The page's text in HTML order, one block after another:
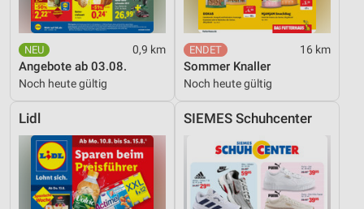
0,9 km
Angebote ab 03.08.
Noch heute gültig
16 km
Sommer Knaller
Noch heute gültig
Lidl SIEMES Schuhcenter